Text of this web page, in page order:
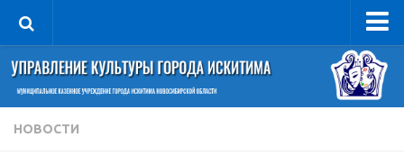
Управление
Руководитель
Сведения об организации
НОВОСТИ